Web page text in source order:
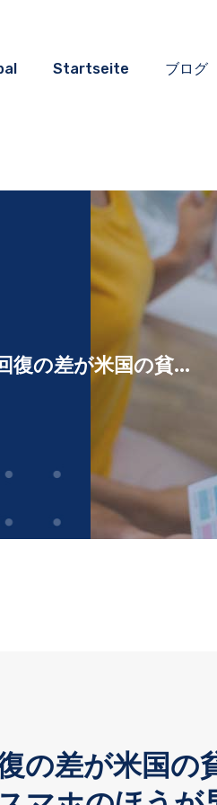
Startseite ブログ
復の差が米国の貧...
の差が米国の